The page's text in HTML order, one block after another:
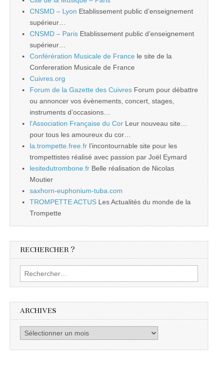
CNSMD – Lyon Etablissement public d’enseignement
supérieur…
CNSMD – Paris Etablissement public d’enseignement
supérieur…
Conférération Musicale de France le site de la
Confereration Musicale de France
Cuivres.org
Forum de la Gazette des Cuivres Forum pour débattre
ou annoncer vos évènements, concert, stages,
instruments d’occasions…
l'Association Française du Cor Leur nouveau site…
pour tous les amoureux du cor…
la.trompette.free.fr l’incontournable site pour les
trompettistes réalisé avec passion par Joël Eymard
lesitedutrombone.fr Belle réalisation de Nicolas
Moutier
saxhorn-euphonium-tuba.com
TROMPETTE ACTUS Les Actualités du monde de la
Trompette
RECHERCHER ?
Rechercher :
ARCHIVES
Archives